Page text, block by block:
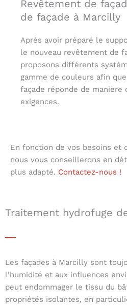
Revêtement de
de façade à Marcilly
Après avoir préparé le
le nouveau revêtement de
proposons différents
gamme de couleurs afin
façade réponde de manière
exigences.
En fonction de vos besoins et
nous vous conseillerons en
plus adapté. Contactez-nous !
Traitement hydrofuge
Les façades à Marcilly sont
l’humidité et aux influences
peut endommager le tissu du
propriétés isolantes, en